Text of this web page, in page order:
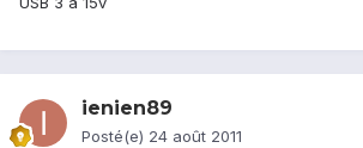
ienien89
Posté(e) 24 août 2011